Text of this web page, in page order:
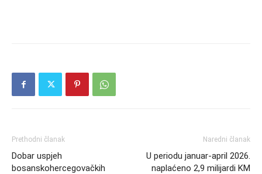
Prethodni članak
Dobar uspjeh
bosanskohercegovačkih
Naredni članak
U periodu januar-april 2026.
naplaćeno 2,9 milijardi KM